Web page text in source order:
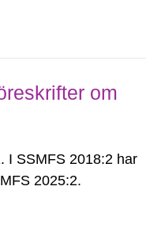
om
I SSMFS 2018:2 har
2025:2.